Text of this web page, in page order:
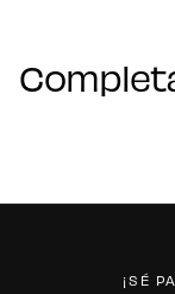
¡SÉ